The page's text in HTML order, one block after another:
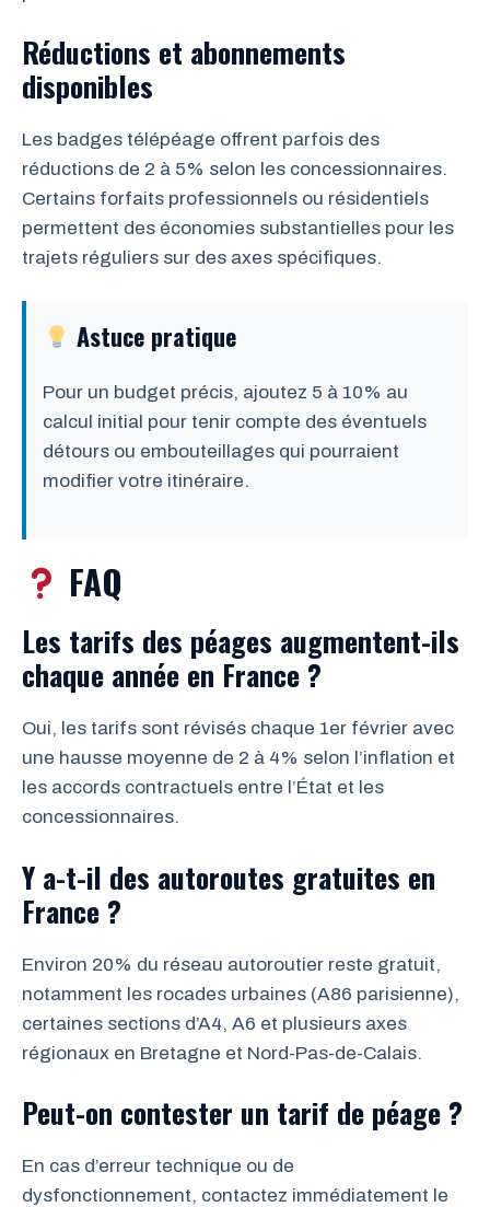
Réductions et abonnements
disponibles
Les badges télépéage offrent parfois des
réductions de 2 à 5% selon les concessionnaires.
Certains forfaits professionnels ou résidentiels
permettent des économies substantielles pour les
trajets réguliers sur des axes spécifiques.
Astuce pratique
Pour un budget précis, ajoutez 5 à 10% au
calcul initial pour tenir compte des éventuels
détours ou embouteillages qui pourraient
modifier votre itinéraire.
FAQ
Les tarifs des péages augmentent-ils
chaque année en France ?
Oui, les tarifs sont révisés chaque 1er février avec
une hausse moyenne de 2 à 4% selon l’inflation et
les accords contractuels entre l’État et les
concessionnaires.
Y a-t-il des autoroutes gratuites en
France ?
Environ 20% du réseau autoroutier reste gratuit,
notamment les rocades urbaines (A86 parisienne),
certaines sections d’A4, A6 et plusieurs axes
régionaux en Bretagne et Nord-Pas-de-Calais.
Peut-on contester un tarif de péage ?
En cas d’erreur technique ou de
dysfonctionnement, contactez immédiatement le